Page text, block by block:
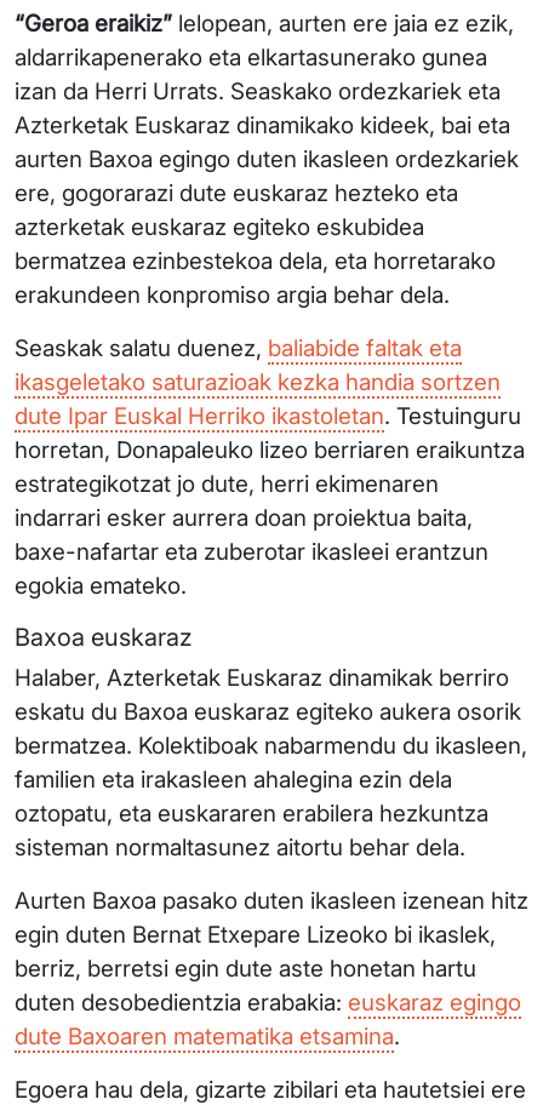
“Geroa eraikiz” lelopean, aurten ere jaia ez ezik,
aldarrikapenerako eta elkartasunerako gunea
izan da Herri Urrats. Seaskako ordezkariek eta
Azterketak Euskaraz dinamikako kideek, bai eta
aurten Baxoa egingo duten ikasleen ordezkariek
ere, gogorarazi dute euskaraz hezteko eta
azterketak euskaraz egiteko eskubidea
bermatzea ezinbestekoa dela, eta horretarako
erakundeen konpromiso argia behar dela.
Seaskak salatu duenez, baliabide faltak eta
ikasgeletako saturazioak kezka handia sortzen
dute Ipar Euskal Herriko ikastoletan. Testuinguru
horretan, Donapaleuko lizeo berriaren eraikuntza
estrategikotzat jo dute, herri ekimenaren
indarrari esker aurrera doan proiektua baita,
baxe-nafartar eta zuberotar ikasleei erantzun
egokia emateko.
Baxoa euskaraz
Halaber, Azterketak Euskaraz dinamikak berriro
eskatu du Baxoa euskaraz egiteko aukera osorik
bermatzea. Kolektiboak nabarmendu du ikasleen,
familien eta irakasleen ahalegina ezin dela
oztopatu, eta euskararen erabilera hezkuntza
sisteman normaltasunez aitortu behar dela.
Aurten Baxoa pasako duten ikasleen izenean hitz
egin duten Bernat Etxepare Lizeoko bi ikaslek,
berriz, berretsi egin dute aste honetan hartu
duten desobedientzia erabakia: euskaraz egingo
dute Baxoaren matematika etsamina.
Egoera hau dela, gizarte zibilari eta hautetsiei ere